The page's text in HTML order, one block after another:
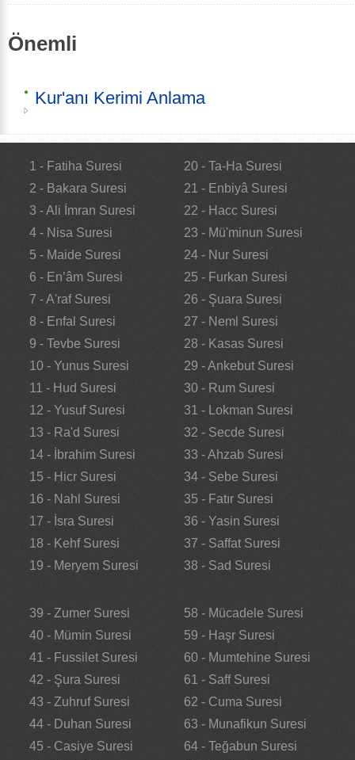
Önemli
Kur'anı Kerimi Anlama
1 - Fatiha Suresi
2 - Bakara Suresi
3 - Ali İmran Suresi
4 - Nisa Suresi
5 - Maide Suresi
6 - En’âm Suresi
7 - A'raf Suresi
8 - Enfal Suresi
9 - Tevbe Suresi
10 - Yunus Suresi
11 - Hud Suresi
12 - Yusuf Suresi
13 - Ra'd Suresi
14 - İbrahim Suresi
15 - Hicr Suresi
16 - Nahl Suresi
17 - İsra Suresi
18 - Kehf Suresi
19 - Meryem Suresi
20 - Ta-Ha Suresi
21 - Enbiyâ Suresi
22 - Hacc Suresi
23 - Mü'minun Suresi
24 - Nur Suresi
25 - Furkan Suresi
26 - Şuara Suresi
27 - Neml Suresi
28 - Kasas Suresi
29 - Ankebut Suresi
30 - Rum Suresi
31 - Lokman Suresi
32 - Secde Suresi
33 - Ahzab Suresi
34 - Sebe Suresi
35 - Fatır Suresi
36 - Yasin Suresi
37 - Saffat Suresi
38 - Sad Suresi
39 - Zumer Suresi
40 - Mümin Suresi
41 - Fussilet Suresi
42 - Şura Suresi
43 - Zuhruf Suresi
44 - Duhan Suresi
45 - Casiye Suresi
58 - Mücadele Suresi
59 - Haşr Suresi
60 - Mumtehine Suresi
61 - Saff Suresi
62 - Cuma Suresi
63 - Munafikun Suresi
64 - Teğabun Suresi